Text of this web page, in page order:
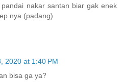
nakar santan biar gak enek
nya (padang)
2020 at 1:40 PM
bisa ga ya?